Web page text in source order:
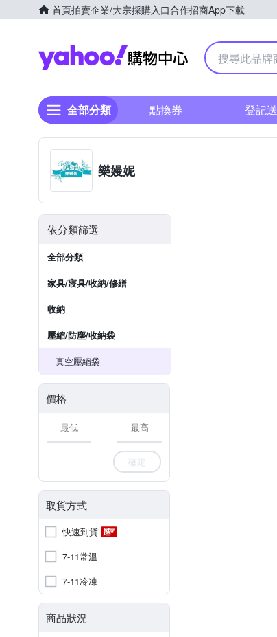
首頁拍賣企業/大宗採購入口合作招商App下載
Yahoo購物中心
全部分類 點換券 登記送
樂嫚妮
依分類篩選
全部分類
家具/寢具/收納/修繕
收納
壓縮/防塵/收納袋
真空壓縮袋
價格
-
確定
取貨方式
快速到貨
7-11常溫
7-11冷凍
商品狀況